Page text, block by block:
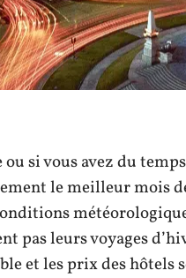
si vous avez du
le meilleur mois
pas leurs voyages
et les prix des hôtels